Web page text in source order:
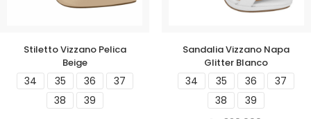
Stiletto Vizzano Pelica
Beige
34 35 36
37
38
39
Sandalia Vizzano Napa
Glitter Blanco
34 35 36
37
38
39